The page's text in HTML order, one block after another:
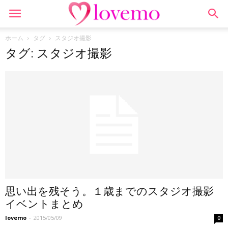
ホーム タグ スタジオ撮影
タグ: スタジオ撮影
思い出を残そう。１歳までのスタジオ撮影
イベントまとめ
lovemo - 2015/05/09 0